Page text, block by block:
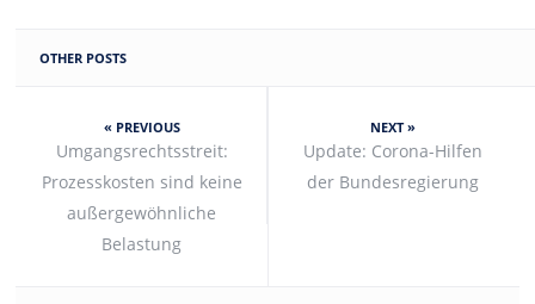
OTHER POSTS
« PREVIOUS
Umgangsrechtsstreit:
Prozesskosten sind keine
außergewöhnliche
Belastung
NEXT »
Update: Corona-Hilfen
der Bundesregierung